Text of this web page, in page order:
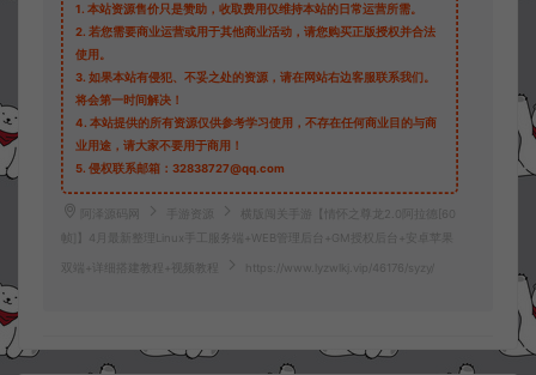
1. 本站资源售价只是赞助，收取费用仅维持本站的日常运营所需。
2. 若您需要商业运营或用于其他商业活动，请您购买正版授权并合法
使用。
3. 如果本站有侵犯、不妥之处的资源，请在网站右边客服联系我们。
将会第一时间解决！
4. 本站提供的所有资源仅供参考学习使用，不存在任何商业目的与商
业用途，请大家不要用于商用！
5. 侵权联系邮箱：32838727@qq.com
阿泽源码网 手游资源
横版闯关手游【情怀之尊龙2.0阿拉德[60
帧]】4月最新整理Linux手工服务端+WEB管理后台+GM授权后台+安卓苹果
双端+详细搭建教程+视频教程 https://www.lyzwlkj.vip/46176/syzy/